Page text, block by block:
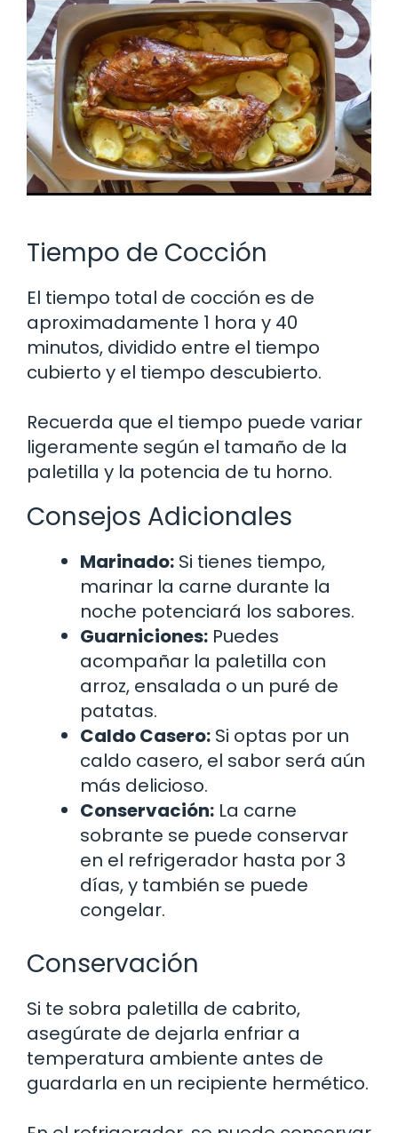
Tiempo de Cocción
El tiempo total de cocción es de
aproximadamente 1 hora y 40
minutos, dividido entre el tiempo
cubierto y el tiempo descubierto.
Recuerda que el tiempo puede variar
ligeramente según el tamaño de la
paletilla y la potencia de tu horno.
Consejos Adicionales
Marinado: Si tienes tiempo,
marinar la carne durante la
noche potenciará los sabores.
Guarniciones: Puedes
acompañar la paletilla con
arroz, ensalada o un puré de
patatas.
Caldo Casero: Si optas por un
caldo casero, el sabor será aún
más delicioso.
Conservación: La carne
sobrante se puede conservar
en el refrigerador hasta por 3
días, y también se puede
congelar.
Conservación
Si te sobra paletilla de cabrito,
asegúrate de dejarla enfriar a
temperatura ambiente antes de
guardarla en un recipiente hermético.